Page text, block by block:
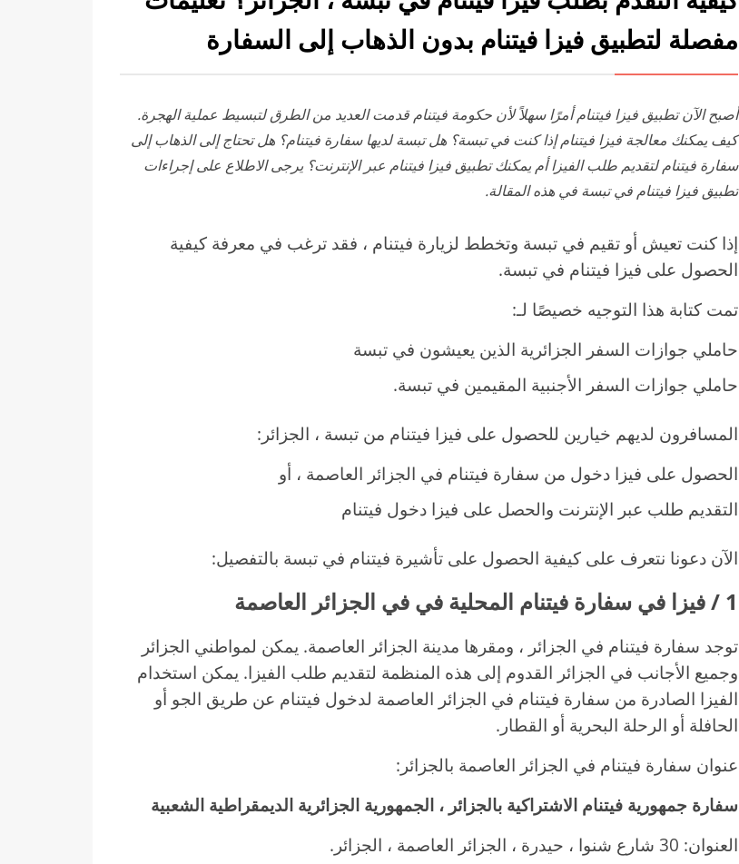
مفصلة لتطبيق فيزا فيتنام بدون الذهاب إلى السفارة
أصبح الآن تطبيق فيزا فيتنام أمرًا سهلاً لأن حكومة فيتنام قدمت العديد من الطرق لتبسيط عملية الهجرة.
كيف يمكنك معالجة فيزا فيتنام إذا كنت في تبسة؟ هل تبسة لديها سفارة فيتنام؟ هل تحتاج إلى الذهاب إلى
سفارة فيتنام لتقديم طلب الفيزا أم يمكنك تطبيق فيزا فيتنام عبر الإنترنت؟ يرجى الاطلاع على إجراءات
تطبيق فيزا فيتنام في تبسة في هذه المقالة.
إذا كنت تعيش أو تقيم في تبسة وتخطط لزيارة فيتنام ، فقد ترغب في معرفة كيفية
الحصول على فيزا فيتنام في تبسة.
تمت كتابة هذا التوجيه خصيصًا لـ:
حاملي جوازات السفر الجزائرية الذين يعيشون في تبسة
حاملي جوازات السفر الأجنبية المقيمين في تبسة.
المسافرون لديهم خيارين للحصول على فيزا فيتنام من تبسة ، الجزائر:
الحصول على فيزا دخول من سفارة فيتنام في الجزائر العاصمة ، أو
التقديم طلب عبر الإنترنت والحصل على فيزا دخول فيتنام
الآن دعونا نتعرف على كيفية الحصول على تأشيرة فيتنام في تبسة بالتفصيل:
1 / فيزا في سفارة فيتنام المحلية في في الجزائر العاصمة
توجد سفارة فيتنام في الجزائر ، ومقرها مدينة الجزائر العاصمة. يمكن لمواطني الجزائر
وجميع الأجانب في الجزائر القدوم إلى هذه المنظمة لتقديم طلب الفيزا. يمكن استخدام
الفيزا الصادرة من سفارة فيتنام في الجزائر العاصمة لدخول فيتنام عن طريق الجو أو
الحافلة أو الرحلة البحرية أو القطار.
عنوان سفارة فيتنام في الجزائر العاصمة بالجزائر:
سفارة جمهورية فيتنام الاشتراكية بالجزائر ، الجمهورية الجزائرية الديمقراطية الشعبية
العنوان: 30 شارع شنوا ، حيدرة ، الجزائر العاصمة ، الجزائر.